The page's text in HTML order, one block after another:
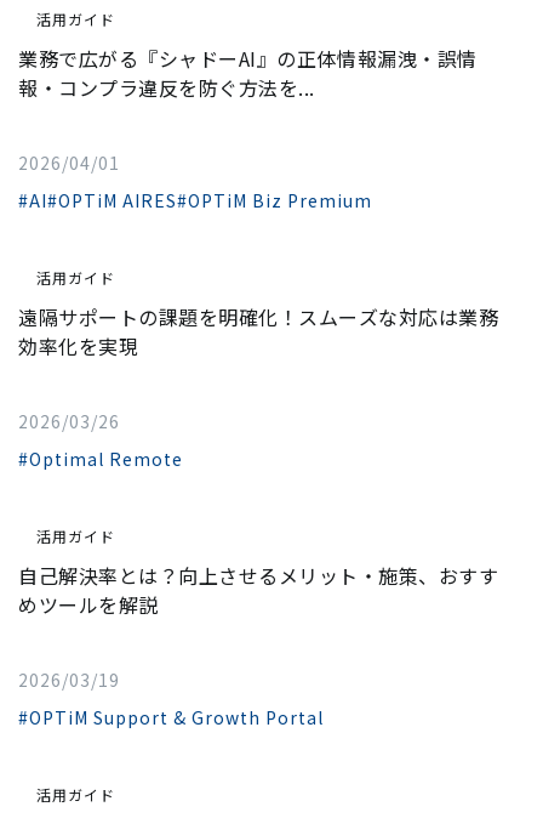
活用ガイド
業務で広がる『シャドーAI』の正体――情報漏洩・誤情
報・コンプラ違反を防ぐ方法を...
2026/04/01
#AI#OPTiM AIRES#OPTiM Biz Premium
活用ガイド
遠隔サポートの課題を明確化！スムーズな対応は業務
効率化を実現
2026/03/26
#Optimal Remote
活用ガイド
自己解決率とは？向上させるメリット・施策、おすす
めツールを解説
2026/03/19
#OPTiM Support & Growth Portal
活用ガイド